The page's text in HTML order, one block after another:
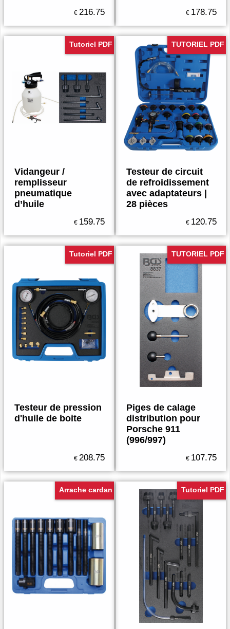
€ 216.75 € 178.75
Tutoriel PDF
Vidangeur /
remplisseur
pneumatique
d’huile
€ 159.75
TUTORIEL PDF
Testeur de circuit
de refroidissement
avec adaptateurs |
28 pièces
€ 120.75
Tutoriel PDF
Testeur de pression
d'huile de boite
€ 208.75
TUTORIEL PDF
Piges de calage
distribution pour
Porsche 911
(996/997)
€ 107.75
Arrache cardan Tutoriel PDF